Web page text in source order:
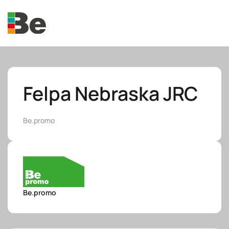
Skip to main content
Felpa Nebraska JRC
Be.promo
Be.promo